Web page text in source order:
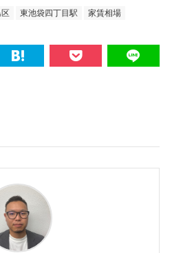
東池袋四丁目駅 家賃相場